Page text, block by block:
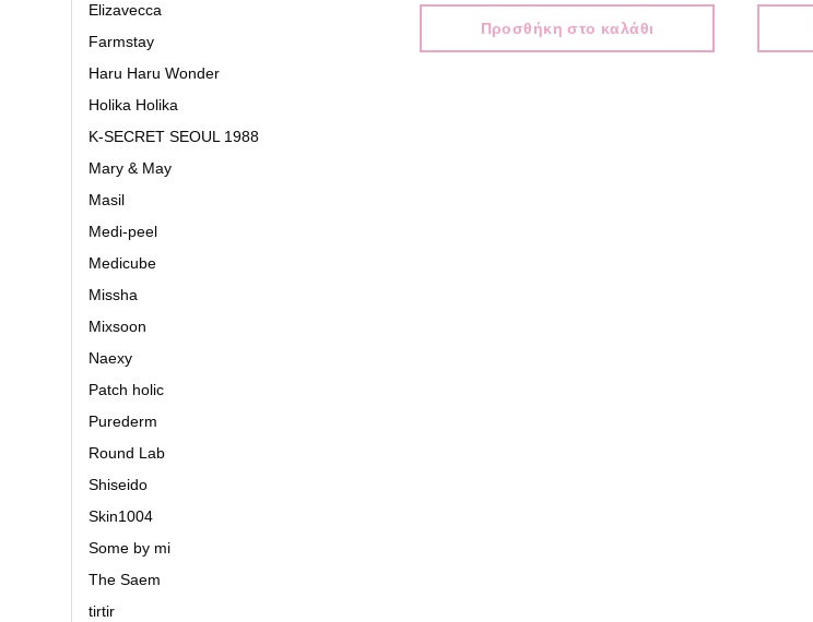
Elizavecca
Farmstay
Haru Haru Wonder
Holika Holika
K-SECRET SEOUL 1988
Mary & May
Masil
Medi-peel
Medicube
Missha
Mixsoon
Naexy
Patch holic
Purederm
Round Lab
Shiseido
Skin1004
Some by mi
The Saem
tirtir
Προσθήκη στο καλάθι